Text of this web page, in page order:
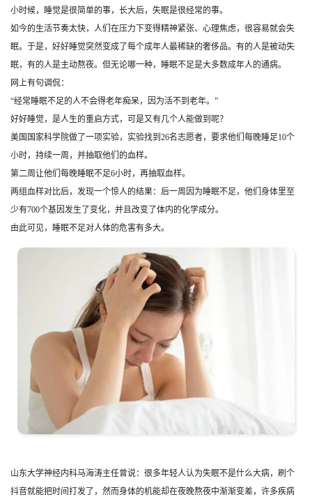
小时候，睡觉是很简单的事，长大后，失眠是很经常的事。
如今的生活节奏太快，人们在压力下变得精神紧张、心理焦虑，很容易就会失
眠。于是，好好睡觉突然变成了每个成年人最稀缺的奢侈品。有的人是被动失
眠，有的人是主动熬夜。但无论哪一种，睡眠不足是大多数成年人的通病。
网上有句调侃：
“经常睡眠不足的人不会得老年痴呆，因为活不到老年。”
好好睡觉，是人生的重启方式，可是又有几个人能做到呢？
美国国家科学院做了一项实验，实验找到26名志愿者，要求他们每晚睡足10个
小时，持续一周，并抽取他们的血样。
第二周让他们每晚睡眠不足6小时，再抽取血样。
两组血样对比后，发现一个惊人的结果：后一周因为睡眠不足，他们身体里至
少有700个基因发生了变化，并且改变了体内的化学成分。
由此可见，睡眠不足对人体的危害有多大。
山东大学神经内科马海涛主任曾说：很多年轻人认为失眠不是什么大病，刷个
抖音就能把时间打发了，然而身体的机能却在夜晚熬夜中渐渐变差，许多疾病